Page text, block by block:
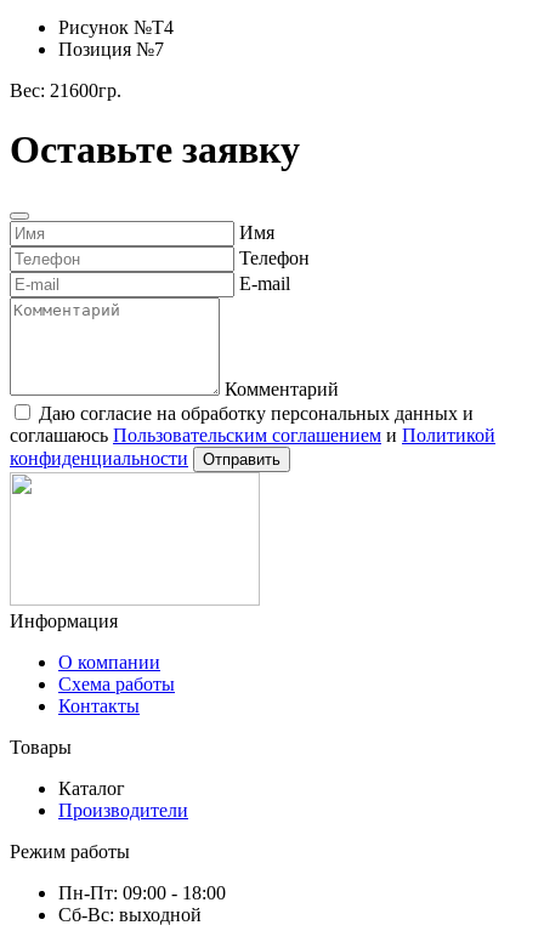
Рисунок №Т4
Позиция №7
Вес: 21600гр.
Оставьте заявку
Имя
Телефон
E-mail
Комментарий
Даю согласие на обработку персональных данных и
соглашаюсь Пользовательским соглашением и Политикой
конфиденциальности
Отправить
Информация
О компании
Схема работы
Контакты
Товары
Каталог
Производители
Режим работы
Пн-Пт: 09:00 - 18:00
Сб-Вс: выходной